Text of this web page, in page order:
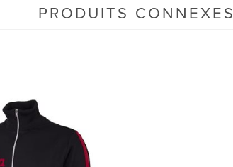
PRODUITS CONNEXES